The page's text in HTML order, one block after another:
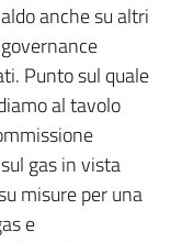
anche su altri
Punto sul quale
al tavolo
gas in vista
misure per una
e